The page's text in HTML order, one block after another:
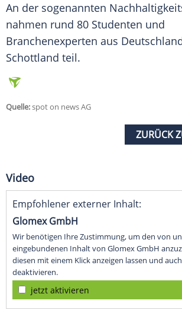
An der sogenannten
nahmen rund 80 Studenten und
Branchenexperten aus
Schottland teil.
Quelle:spot on news AG
ZURÜCK
Video
Empfohlener externer Inhalt:
Glomex GmbH
Wir benötigen Ihre Zustimmung, um den von
eingebundenen Inhalt von Glomex GmbH
diesen mit einem Klick anzeigen lassen und
deaktivieren.
jetzt aktivieren